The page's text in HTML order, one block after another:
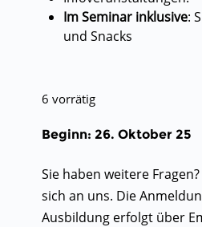
Im Seminar inklusive:
und Snacks
6 vorrätig
Beginn: 26. Oktober 25
Sie haben weitere
sich an uns. Die
Ausbildung erfolgt über